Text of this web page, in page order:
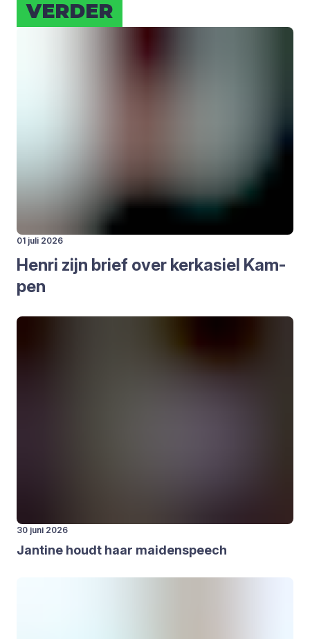
VER­DER
01 juli 2026
Hen­ri zijn brief over kerk­asiel Kam­
pen
30 juni 2026
Jan­ti­ne houdt haar mai­den­speech